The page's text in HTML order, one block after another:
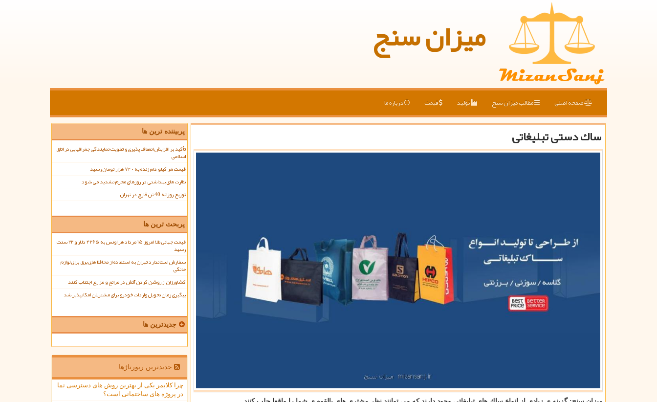
میزان سنج
صفحه اصلی مطالب میزان سنج تولید قیمت درباره ما
ساك دستی تبلیغاتی پربیننده ترین ها
تأکید بر افزایش انعطاف پذیری و تقویت نمایندگی جغرافیایی در اتاق
اسلامی
قیمت هر کیلو دام زنده به ۷۴۰ هزار تومان رسید
نظارت های بهداشتی در روزهای محرم تشدید می شود
توزیع روزانه 40 تن قارچ در تهران
پربحث ترین ها
قیمت جهانی طلا امروز ۱۵ مرداد هر اونس به ۴۲۶۵ دلار و ۲۲ سنت
رسید
سفارش استاندارد تهران به استفاده از محافظ های برق برای لوازم
خانگی
کشاورزان از روشن کردن آتش در مراتع و مزارع اجتناب کنند
پیگیری زمان تحویل واردات خودرو برای مشتریان امکانپذیر شد
جدیدترین ها
جدیدترین رپورتاژها
چرا کلایمر یکی از بهترین روش های دسترسی نما
در پروژه های ساختمانی است؟